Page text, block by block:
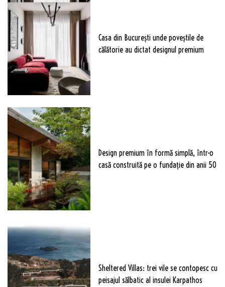
Casa din București unde poveștile de
călătorie au dictat designul premium
Design premium în formă simplă, într-o
casă construită pe o fundație din anii 50
Sheltered Villas: trei vile se contopesc cu
peisajul sălbatic al insulei Karpathos